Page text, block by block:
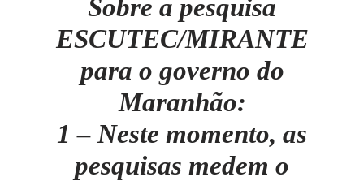
Sobre a pesquisa
ESCUTEC/MIRANTE
para o governo do
Maranhão:
1 – Neste momento, as
pesquisas medem o